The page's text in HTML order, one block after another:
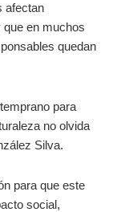
afectan
en muchos
quedan
para
no olvida
Silva.
para que este
social,